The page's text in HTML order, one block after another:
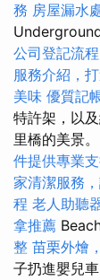
務 房屋漏水
公司登記流
服務介紹，
美味 優質記
特許架，以
里橋的美景
件提供專業
家清潔服務
程 老人助聽
拿推薦
整 苗栗外燴
子扔進嬰兒